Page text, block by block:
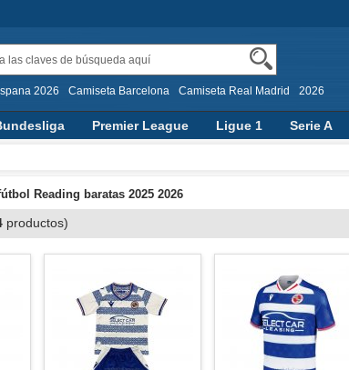
2026 Camiseta Barcelona Camiseta Real Madrid 2026
Premier League Ligue 1 Serie A
Reading baratas 2025 2026
productos)